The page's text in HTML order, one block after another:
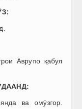
Аврупо қабул
ва омӯзгор.